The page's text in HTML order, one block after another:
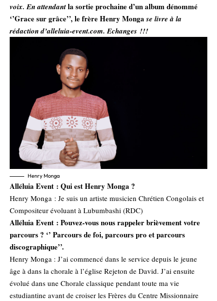
voix. En attendantla sortie prochaine d’un album dénommé
‘’Grace sur grâce’’, le frère Henry Mongase livre à la
rédaction d’alleluia-event.com. Echanges !!!
Henry Monga
Alléluia Event : Qui est Henry Monga ?
Henry Monga : Je suis un artiste musicien Chrétien Congolais et
Compositeur évoluant à Lubumbashi (RDC)
Alléluia Event : Pouvez-vous nous rappeler brièvement votre
parcours ? ‘’ Parcours de foi, parcours pro et parcours
discographique’’.
Henry Monga : J’ai commencé dans le service depuis le jeune
âge à dans la chorale à l’église Rejeton de David. J’ai ensuite
évolué dans une Chorale classique pendant toute ma vie
estudiantine avant de croiser les Frères du Centre Missionnaire